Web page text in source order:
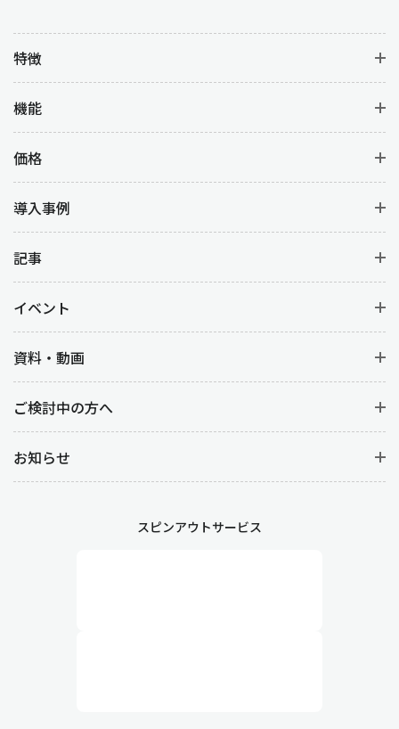
特徴
機能
価格
導入事例
記事
イベント
資料・動画
ご検討中の方へ
お知らせ
スピンアウトサービス